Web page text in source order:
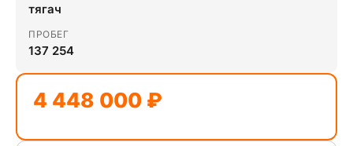
тягач
ПРОБЕГ
137 254
4 448 000 ₽